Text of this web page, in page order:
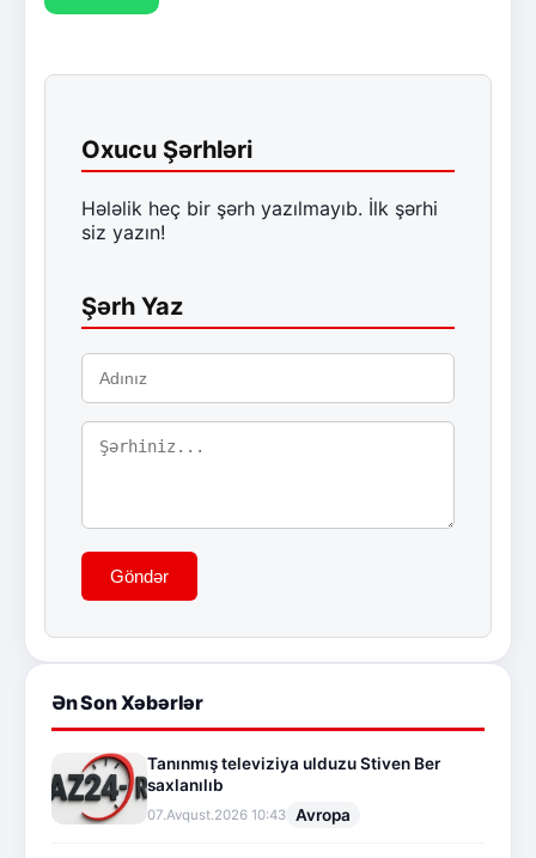
Oxucu Şərhləri
Hələlik heç bir şərh yazılmayıb. İlk şərhi
siz yazın!
Şərh Yaz
Göndər
Ən Son Xəbərlər
Tanınmış televiziya ulduzu Stiven Ber
saxlanılıb
07.Avqust.2026 10:43 Avropa